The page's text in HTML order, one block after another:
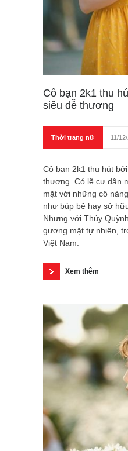
Cô bạn 2k1 thu
siêu dễ thương
Thời trang nữ 11/
Cô bạn 2k1 thu hút
thương. Có lẽ cư dân
mặt với những cô
như búp bê hay sở
Nhưng với Thúy
gương mặt tự nhiên,
Việt Nam.
Xem thêm